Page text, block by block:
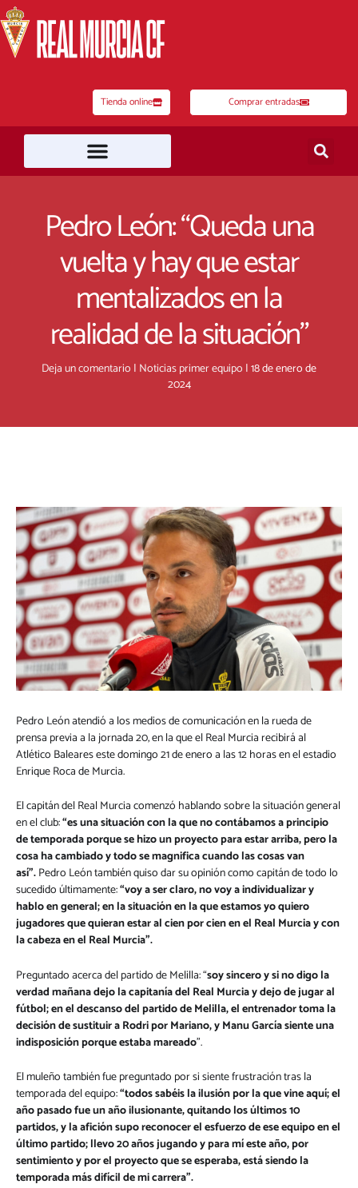
al
contenido
Tienda online Comprar entradas
Pedro León: “Queda una
vuelta y hay que estar
mentalizados en la
realidad de la situación”
Deja un comentario | Noticias primer equipo |18 de enero de
2024
Pedro León atendió a los medios de comunicación en la rueda de
prensa previa a la jornada 20, en la que el Real Murcia recibirá al
Atlético Baleares este domingo 21 de enero a las 12 horas en el estadio
Enrique Roca de Murcia.
El capitán del Real Murcia comenzó hablando sobre la situación general
en el club:“es una situación con la que no contábamos a principio
de temporada porque se hizo un proyecto para estar arriba, pero la
cosa ha cambiado y todo se magnifica cuando las cosas van
así”.Pedro León también quiso dar su opinión como capitán de todo lo
sucedido últimamente:“voy a ser claro, no voy a individualizar y
hablo en general; en la situación en la que estamos yo quiero
jugadores que quieran estar al cien por cien en el Real Murcia y con
la cabeza en el Real Murcia”.
Preguntado acerca del partido de Melilla: “soy sincero y si no digo la
verdad mañana dejo la capitanía del Real Murcia y dejo de jugar al
fútbol; en el descanso del partido de Melilla, el entrenador toma la
decisión de sustituir a Rodri por Mariano, y Manu García siente una
indisposición porque estaba mareado”.
El muleño también fue preguntado por si siente frustración tras la
temporada del equipo:“todos sabéis la ilusión por la que vine aquí; el
año pasado fue un año ilusionante, quitando los últimos 10
partidos, y la afición supo reconocer el esfuerzo de ese equipo en el
último partido; llevo 20 años jugando y para mí este año, por
sentimiento y por el proyecto que se esperaba, está siendo la
temporada más difícil de mi carrera”.